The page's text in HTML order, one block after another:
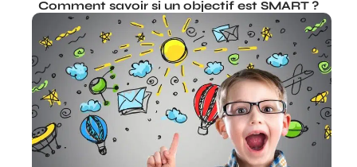
Comment savoir si un objectif est SMART ?